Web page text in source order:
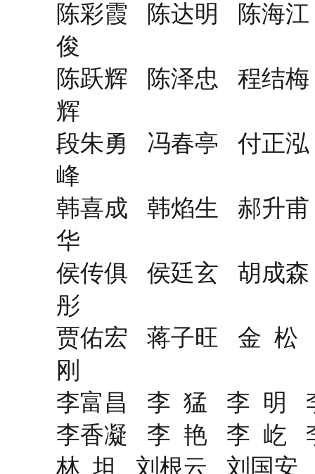
陈彩霞 陈达明 陈海
俊
陈跃辉 陈泽忠 程结
辉
段朱勇 冯春亭 付正
峰
韩喜成 韩焰生 郝升
华
侯传俱 侯廷玄 胡成
彤
贾佑宏 蒋子旺 金 松
刚
李富昌 李 猛 李 明
李香凝 李 艳 李 屹
林 坦 刘根云 刘国安